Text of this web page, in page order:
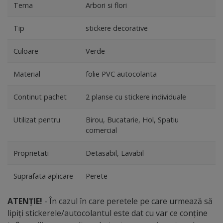
Tema Arbori si flori
Tip stickere decorative
Culoare Verde
Material folie PVC autocolanta
Continut pachet 2 planse cu stickere individuale
Utilizat pentru
Birou, Bucatarie, Hol, Spatiu
comercial
Proprietati Detasabil, Lavabil
Suprafata aplicare Perete
ATENȚIE! - În cazul în care peretele pe care urmează să
lipiți stickerele/autocolantul este dat cu var ce conține